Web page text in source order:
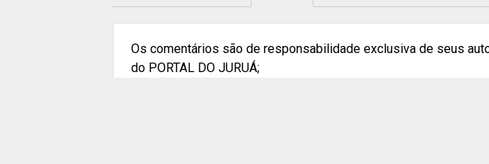
Os comentários são de responsabilidade exclusiva de seus
do PORTAL DO JURUÁ;